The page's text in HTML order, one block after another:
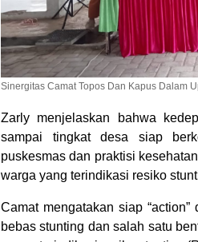
Sinergitas Camat Topos Dan Kapus Dalam
Zarly menjelaskan bahwa
sampai tingkat desa siap
puskesmas dan praktisi
warga yang terindikasi resiko
Camat mengatakan siap
bebas stunting dan salah satu